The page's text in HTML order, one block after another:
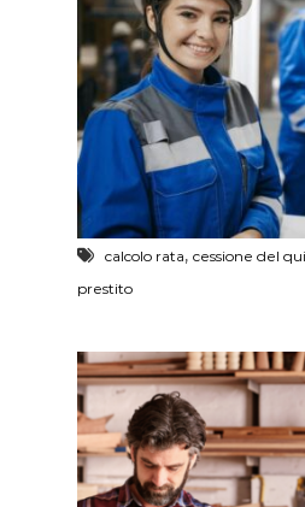
calcolo rata, cessione del
prestito